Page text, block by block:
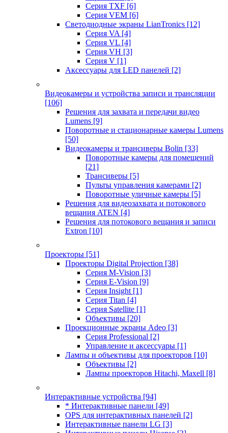
Серия TXF [6]
Серия VEM [6]
Светодиодные экраны LianTronics [12]
Серия VA [4]
Серия VL [4]
Серия VH [3]
Серия V [1]
Аксессуары для LED панелей [2]
Видеокамеры и устройства записи и трансляции
[106]
Решения для захвата и передачи видео
Lumens [9]
Поворотные и стационарные камеры Lumens
[50]
Видеокамеры и трансиверы Bolin [33]
Поворотные камеры для помещений
[21]
Трансиверы [5]
Пульты управления камерами [2]
Поворотные уличные камеры [5]
Решения для видеозахвата и потокового
вещания ATEN [4]
Решения для потокового вещания и записи
Extron [10]
Проекторы [51]
Проекторы Digital Projection [38]
Серия M-Vision [3]
Серия E-Vision [9]
Серия Insight [1]
Серия Titan [4]
Серия Satellite [1]
Объективы [20]
Проекционные экраны Adeo [3]
Серия Professional [2]
Управление и аксессуары [1]
Лампы и объективы для проекторов [10]
Объективы [2]
Лампы проекторов Hitachi, Maxell [8]
Интерактивные устройства [94]
* Интерактивные панели [49]
OPS для интерактивных панелей [2]
Интерактивные панели LG [3]